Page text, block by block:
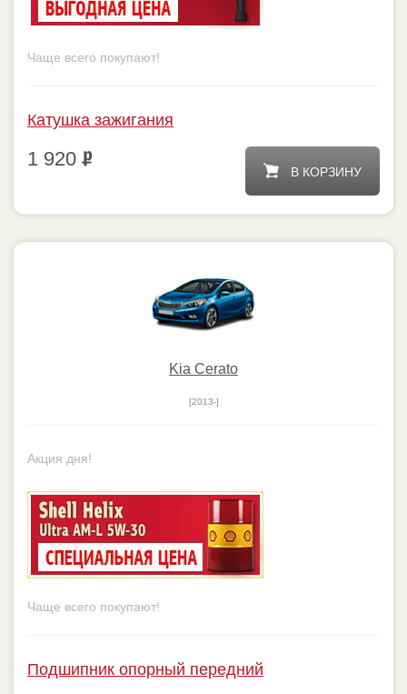
Катушка зажигания
1 920
В КОРЗИНУ
Kia Cerato
[2013-]
Подшипник опорный передний